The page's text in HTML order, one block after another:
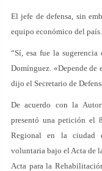
El jefe de defensa, sin
equipo económico del país.
“Sí, esa fue la
Domínguez. «Depende de
dijo el Secretario de
De acuerdo con la
presentó una petición el
Regional en la ciudad
voluntaria bajo el Acta de
Acta para la